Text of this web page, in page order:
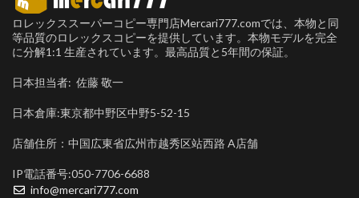
ロレックススーパーコピー専門店Mercari777.comでは、本物と同
等品質のロレックスコピーを提供しています。本物モデルを完全
に分解1:1 生産されています。最高品質と5年間の保証。
日本担当者: 佐藤 敬一
日本倉庫:東京都中野区中野5-52-15
店舗住所：中国広東省広州市越秀区站西路 A店舗
IP電話番号:050-7706-6688
info@mercari777.com